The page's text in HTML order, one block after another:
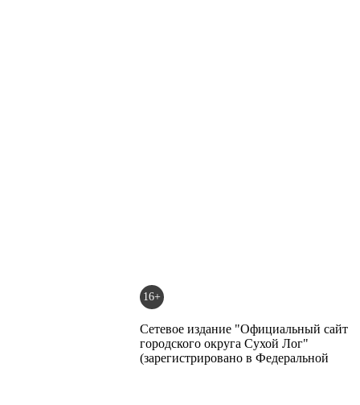
16+
Сетевое издание "Официальный сайт
городского округа Сухой Лог"
(зарегистрировано в Федеральной